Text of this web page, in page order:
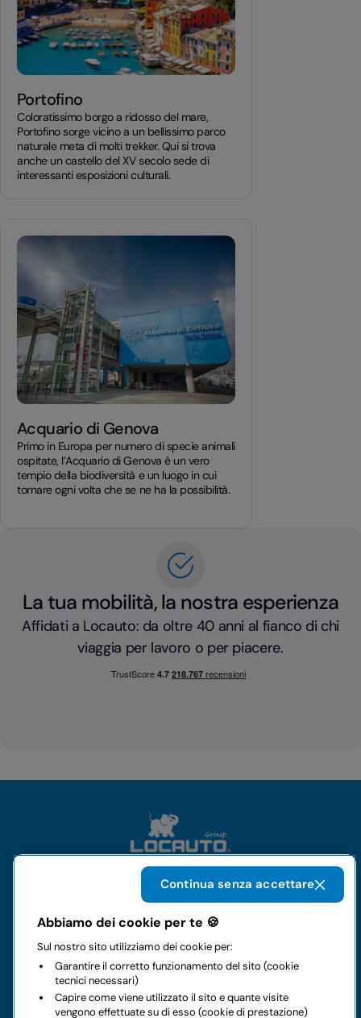
Portofino
Coloratissimo borgo a ridosso del mare,
Portofino sorge vicino a un bellissimo parco
naturale meta di molti trekker. Qui si trova
anche un castello del XV secolo sede di
interessanti esposizioni culturali.
Acquario di Genova
Primo in Europa per numero di specie animali
ospitate, l’Acquario di Genova è un vero
tempio della biodiversità e un luogo in cui
tornare ogni volta che se ne ha la possibilità.
La tua mobilità, la nostra esperienza
Affidati a Locauto: da oltre 40 anni al fianco di chi
viaggia per lavoro o per piacere.
Noleggi
Business
Abbiamo dei cookie per te 🍪
Sul nostro sito utilizziamo dei cookie per:
Garantire il corretto funzionamento del sito (cookie
tecnici necessari)
Capire come viene utilizzato il sito e quante visite
vengono effettuate su di esso (cookie di prestazione)
Continua senza accettare